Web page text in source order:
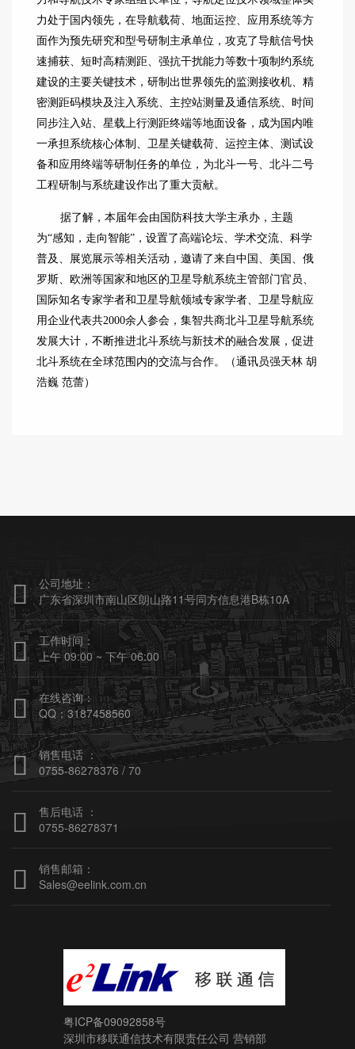
力处于国内领先，在导航载荷、地面运控、应用系统等方
面作为预先研究和型号研制主承单位，攻克了导航信号快
速捕获、短时高精测距、强抗干扰能力等数十项制约系统
建设的主要关键技术，研制出世界领先的监测接收机、精
密测距码模块及注入系统、主控站测量及通信系统、时间
同步注入站、星载上行测距终端等地面设备，成为国内唯
一承担系统核心体制、卫星关键载荷、运控主体、测试设
备和应用终端等研制任务的单位，为北斗一号、北斗二号
工程研制与系统建设作出了重大贡献。
据了解，本届年会由国防科技大学主承办，主题
为“感知，走向智能”，设置了高端论坛、学术交流、科学
普及、展览展示等相关活动，邀请了来自中国、美国、俄
罗斯、欧洲等国家和地区的卫星导航系统主管部门官员、
国际知名专家学者和卫星导航领域专家学者、卫星导航应
用企业代表共2000余人参会，集智共商北斗卫星导航系统
发展大计，不断推进北斗系统与新技术的融合发展，促进
北斗系统在全球范围内的交流与合作。（通讯员强天林 胡
浩巍 范蕾）

公司地址：
广东省深圳市南山区朗山路11号同方信息港B栋10A

工作时间：
上午 09:00 ~ 下午 06:00

在线咨询：
QQ：3187458560

销售电话 ：
0755-86278376 / 70

售后电话 ：
0755-86278371

销售邮箱：
Sales@eelink.com.cn
粤ICP备09092858号
深圳市移联通信技术有限责任公司 营销部